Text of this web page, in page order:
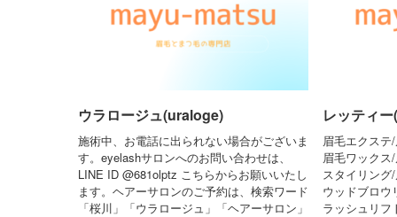
ウラロージュ(uraloge)
施術中、お電話に出られない場合がございま
す。eyelashサロンへのお問い合わせは、
LINE ID @681olptz こちらからお願いいたし
ます。ヘアーサロンのご予約は、検索ワード
「桜川」「ウラロージュ」「ヘアーサロン」
レッティ
眉毛エクス
眉毛ワック
スタイリング
ウッドブロウ
ラッシュリフ